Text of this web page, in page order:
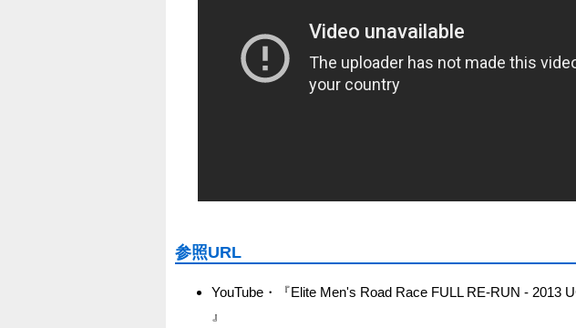
参照URL
YouTube・『Elite Men's Road Race FULL RE-RUN - 2013
』